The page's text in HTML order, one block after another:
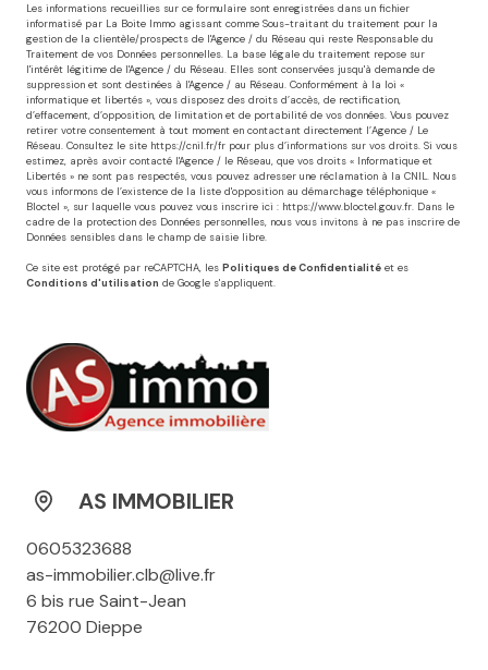
Les informations recueillies sur ce formulaire sont enregistrées dans un fichier
informatisé par La Boite Immo agissant comme Sous-traitant du traitement pour la
gestion de la clientèle/prospects de l'Agence / du Réseau qui reste Responsable du
Traitement de vos Données personnelles. La base légale du traitement repose sur
l'intérêt légitime de l'Agence / du Réseau. Elles sont conservées jusqu'à demande de
suppression et sont destinées à l'Agence / au Réseau. Conformément à la loi «
informatique et libertés », vous disposez des droits d’accès, de rectification,
d’effacement, d’opposition, de limitation et de portabilité de vos données. Vous pouvez
retirer votre consentement à tout moment en contactant directement l’Agence / Le
Réseau. Consultez le site https://cnil.fr/fr pour plus d’informations sur vos droits. Si vous
estimez, après avoir contacté l'Agence / le Réseau, que vos droits « Informatique et
Libertés » ne sont pas respectés, vous pouvez adresser une réclamation à la CNIL. Nous
vous informons de l’existence de la liste d'opposition au démarchage téléphonique «
Bloctel », sur laquelle vous pouvez vous inscrire ici : https://www.bloctel.gouv.fr. Dans le
cadre de la protection des Données personnelles, nous vous invitons à ne pas inscrire de
Données sensibles dans le champ de saisie libre.
Ce site est protégé par reCAPTCHA, les Politiques de Confidentialité et es
Conditions d'utilisation de Google s'appliquent.
AS IMMOBILIER
0605323688
as-immobilier.clb@live.fr
6 bis rue Saint-Jean
76200 Dieppe